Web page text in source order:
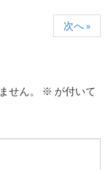
次へ »
せん。 ※ が付いて